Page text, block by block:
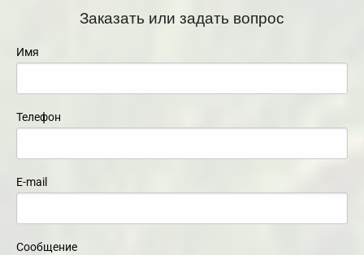
Заказать или задать вопрос
Имя
Телефон
E-mail
Сообщение